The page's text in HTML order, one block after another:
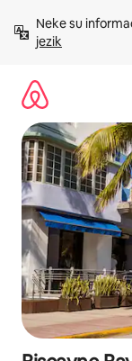
sadržaj
Neke su
jezik